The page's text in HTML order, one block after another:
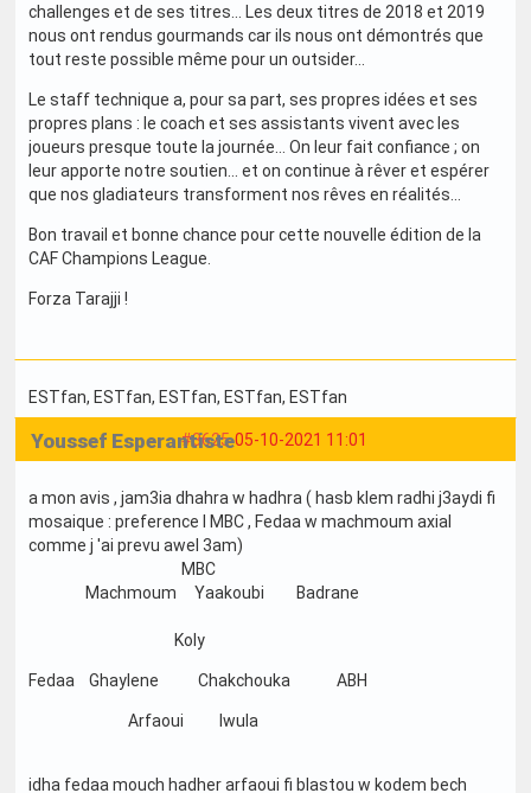
challenges et de ses titres... Les deux titres de 2018 et 2019
nous ont rendus gourmands car ils nous ont démontrés que
tout reste possible même pour un outsider...
Le staff technique a, pour sa part, ses propres idées et ses
propres plans : le coach et ses assistants vivent avec les
joueurs presque toute la journée... On leur fait confiance ; on
leur apporte notre soutien... et on continue à rêver et espérer
que nos gladiateurs transforment nos rêves en réalités...
Bon travail et bonne chance pour cette nouvelle édition de la
CAF Champions League.
Forza Tarajji !
ESTfan, ESTfan, ESTfan, ESTfan, ESTfan
#3625 05-10-2021 11:01
Youssef Esperantiste
a mon avis , jam3ia dhahra w hadhra ( hasb klem radhi j3aydi fi
mosaique : preference l MBC , Fedaa w machmoum axial
comme j 'ai prevu awel 3am)
MBC
Machmoum Yaakoubi Badrane
Koly
Fedaa Ghaylene Chakchouka ABH
Arfaoui Iwula
idha fedaa mouch hadher arfaoui fi blastou w kodem bech